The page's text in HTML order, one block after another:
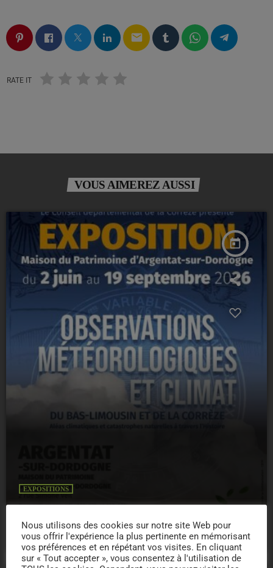
email
RATE IT
VOUS AIMEREZ AUSSI
today
EXPOSITIONS
19/09/2026 -EXPOSITION – ARGENTAT
location_on ARGENTAT SUR DORDOGNE 12
Nous utilisons des cookies sur notre site Web pour
vous offrir l'expérience la plus pertinente en mémorisant
vos préférences et en répétant vos visites. En cliquant
sur « Tout accepter », vous consentez à l'utilisation de